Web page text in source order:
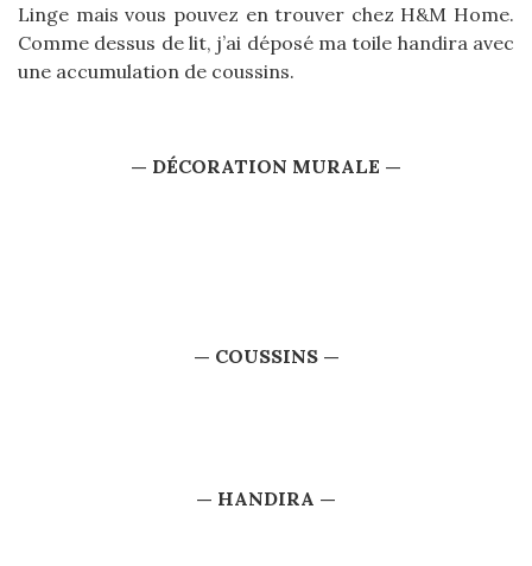
Linge mais vous pouvez en trouver chez H&M Home.
Comme dessus de lit, j’ai déposé ma toile handira avec
une accumulation de coussins.
— DÉCORATION MURALE —
— COUSSINS —
— HANDIRA —